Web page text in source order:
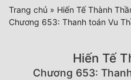
Nhật
(current)
Trang chủ » Hiến Tế Thành
Chương 653: Thanh toán Vu
Hiến Tế
Chương 653: